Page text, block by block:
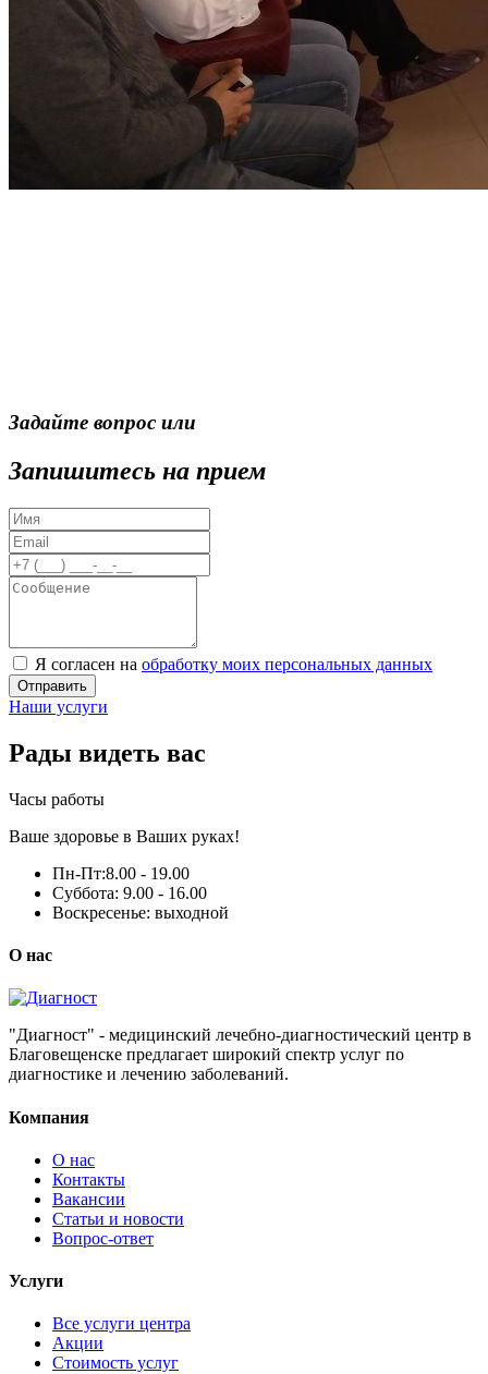
Задайте вопрос или
Запишитесь на прием
Я согласен на обработку моих персональных данных
Отправить
Наши услуги
Рады видеть вас
Часы работы
Ваше здоровье в Ваших руках!
Пн-Пт:8.00 - 19.00
Суббота: 9.00 - 16.00
Воскресенье: выходной
О нас
"Диагност" - медицинский лечебно-диагностический центр в
Благовещенске предлагает широкий спектр услуг по
диагностике и лечению заболеваний.
Компания
О нас
Контакты
Вакансии
Статьи и новости
Вопрос-ответ
Услуги
Все услуги центра
Акции
Стоимость услуг